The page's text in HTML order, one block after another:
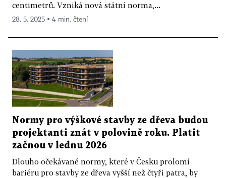
centimetrů. Vzniká nová státní norma,...
28. 5. 2025 ▪ 4 min. čtení
Normy pro výškové stavby ze dřeva budou
projektanti znát v polovině roku. Platit
začnou v lednu 2026
Dlouho očekávané normy, které v Česku prolomí
bariéru pro stavby ze dřeva vyšší než čtyři patra, by